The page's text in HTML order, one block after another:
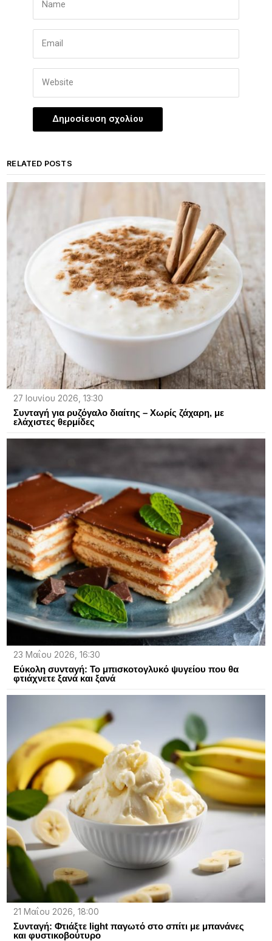
RELATED POSTS
27 Ιουνίου 2026, 13:30
Συνταγή για ρυζόγαλο διαίτης – Χωρίς ζάχαρη, με
ελάχιστες θερμίδες
23 Μαΐου 2026, 16:30
Εύκολη συνταγή: Το μπισκοτογλυκό ψυγείου που θα
φτιάχνετε ξανά και ξανά
21 Μαΐου 2026, 18:00
Συνταγή: Φτιάξτε light παγωτό στο σπίτι με μπανάνες
και φυστικοβούτυρο